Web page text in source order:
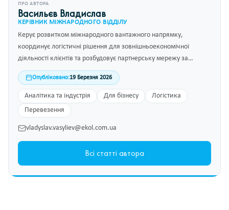
ПРО АВТОРА
Васильєв Владислав
КЕРІВНИК МІЖНАРОДНОГО ВІДДІЛУ
Керує розвитком міжнародного вантажного напрямку,
координує логістичні рішення для зовнішньоекономічної
діяльності клієнтів та розбудовує партнерську мережу за
кордоном.
Опубліковано:19 Березня 2026
Аналітика та індустрія Для бізнесу
Логістика
Перевезення
vladyslav.vasyliev@ekol.com.ua
Всі статті автора